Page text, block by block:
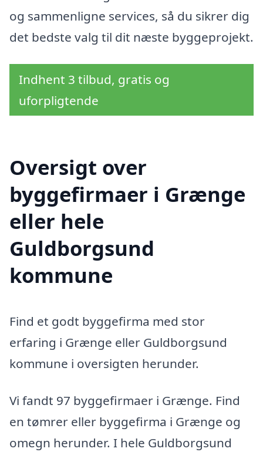
og sammenligne services, så du sikrer dig
det bedste valg til dit næste byggeprojekt.
Indhent 3 tilbud, gratis og
uforpligtende
Oversigt over
byggefirmaer i Grænge
eller hele
Guldborgsund
kommune
Find et godt byggefirma med stor
erfaring i Grænge eller Guldborgsund
kommune i oversigten herunder.
Vi fandt 97 byggefirmaer i Grænge. Find
en tømrer eller byggefirma i Grænge og
omegn herunder. I hele Guldborgsund